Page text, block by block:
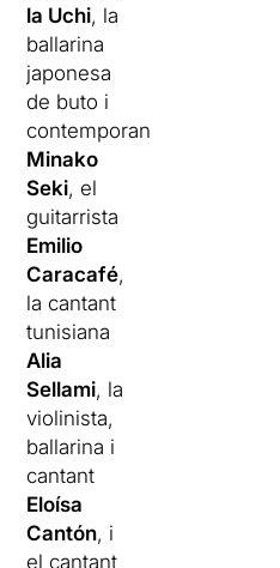
la Uchi, la
ballarina
japonesa
de buto i
contemporani
Minako
Seki, el
guitarrista
Emilio
Caracafé,
la cantant
tunisiana
Alia
Sellami, la
violinista,
ballarina i
cantant
Eloísa
Cantón, i
el cantant